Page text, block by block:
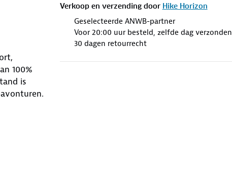
Verkoop en verzending door Hike Horizon
Geselecteerde ANWB-partner
Voor 20:00 uur besteld, zelfde dag verzonden
30 dagen retourrecht
100%
is
De
of